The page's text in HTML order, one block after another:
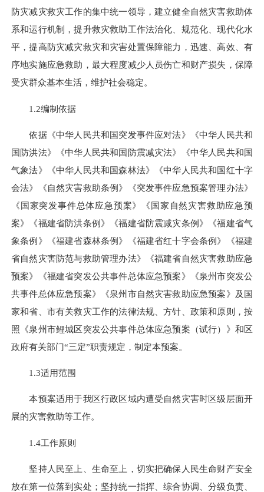
防灾减灾救灾工作的集中统一领导，建立健全自然灾害救助体
系和运行机制，提升救灾救助工作法治化、规范化、现代化水
平，提高防灾减灾救灾和灾害处置保障能力，迅速、高效、有
序地实施应急救助，最大程度减少人员伤亡和财产损失，保障
受灾群众基本生活，维护社会稳定。
1.2编制依据
依据《中华人民共和国突发事件应对法》《中华人民共和
国防洪法》《中华人民共和国防震减灾法》《中华人民共和国
气象法》《中华人民共和国森林法》《中华人民共和国红十字
会法》《自然灾害救助条例》《突发事件应急预案管理办法》
《国家突发事件总体应急预案》《国家自然灾害救助应急预
案》《福建省防洪条例》《福建省防震减灾条例》《福建省气
象条例》《福建省森林条例》《福建省红十字会条例》《福建
省自然灾害防范与救助管理办法》《福建省自然灾害救助应急
预案》《福建省突发公共事件总体应急预案》《泉州市突发公
共事件总体应急预案》《泉州市自然灾害救助应急预案》及国
家和省、市有关救灾工作的法律法规、方针、政策和原则，按
照《泉州市鲤城区突发公共事件总体应急预案（试行）》和区
政府有关部门“三定”职责规定，制定本预案。
1.3适用范围
本预案适用于我区行政区域内遭受自然灾害时区级层面开
展的灾害救助等工作。
1.4工作原则
坚持人民至上、生命至上，切实把确保人民生命财产安全
放在第一位落到实处；坚持统一指挥、综合协调、分级负责、